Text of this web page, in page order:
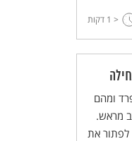
< 1 דקות
ומהם
מראש.
לפתור את